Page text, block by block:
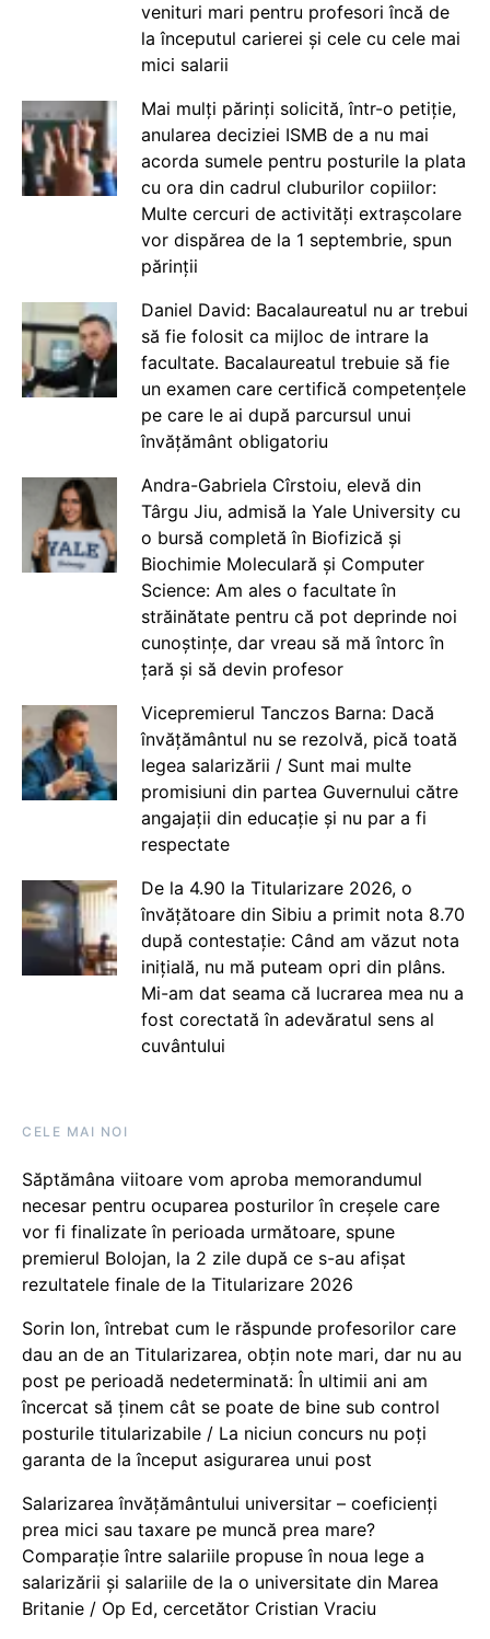
venituri mari pentru profesori încă de
la începutul carierei și cele cu cele mai
mici salarii
Mai mulți părinți solicită, într-o petiție,
anularea deciziei ISMB de a nu mai
acorda sumele pentru posturile la plata
cu ora din cadrul cluburilor copiilor:
Multe cercuri de activități extrașcolare
vor dispărea de la 1 septembrie, spun
părinții
Daniel David: Bacalaureatul nu ar trebui
să fie folosit ca mijloc de intrare la
facultate. Bacalaureatul trebuie să fie
un examen care certifică competențele
pe care le ai după parcursul unui
învățământ obligatoriu
Andra-Gabriela Cîrstoiu, elevă din
Târgu Jiu, admisă la Yale University cu
o bursă completă în Biofizică și
Biochimie Moleculară și Computer
Science: Am ales o facultate în
străinătate pentru că pot deprinde noi
cunoștințe, dar vreau să mă întorc în
țară și să devin profesor
Vicepremierul Tanczos Barna: Dacă
învățământul nu se rezolvă, pică toată
legea salarizării / Sunt mai multe
promisiuni din partea Guvernului către
angajații din educație și nu par a fi
respectate
De la 4.90 la Titularizare 2026, o
învățătoare din Sibiu a primit nota 8.70
după contestație: Când am văzut nota
inițială, nu mă puteam opri din plâns.
Mi-am dat seama că lucrarea mea nu a
fost corectată în adevăratul sens al
cuvântului
CELE MAI NOI
Săptămâna viitoare vom aproba memorandumul
necesar pentru ocuparea posturilor în creșele care
vor fi finalizate în perioada următoare, spune
premierul Bolojan, la 2 zile după ce s-au afișat
rezultatele finale de la Titularizare 2026
Sorin Ion, întrebat cum le răspunde profesorilor care
dau an de an Titularizarea, obțin note mari, dar nu au
post pe perioadă nedeterminată: În ultimii ani am
încercat să ținem cât se poate de bine sub control
posturile titularizabile / La niciun concurs nu poți
garanta de la început asigurarea unui post
Salarizarea învățământului universitar – coeficienți
prea mici sau taxare pe muncă prea mare?
Comparație între salariile propuse în noua lege a
salarizării și salariile de la o universitate din Marea
Britanie / Op Ed, cercetător Cristian Vraciu